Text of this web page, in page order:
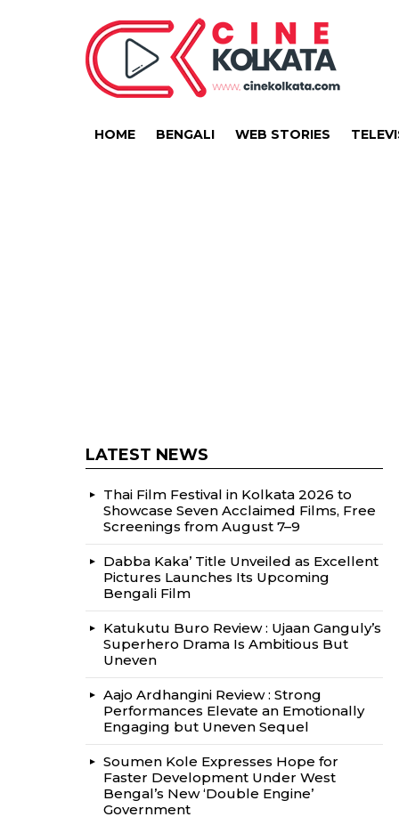
HOME BENGALI WEB STORIES
LATEST NEWS
Thai Film Festival in Kolkata 2026 to
Showcase Seven Acclaimed Films, Free
Screenings from August 7–9
Dabba Kaka’ Title Unveiled as Excellent
Pictures Launches Its Upcoming
Bengali Film
Katukutu Buro Review : Ujaan Ganguly’s
Superhero Drama Is Ambitious But
Uneven
Aajo Ardhangini Review : Strong
Performances Elevate an Emotionally
Engaging but Uneven Sequel
Soumen Kole Expresses Hope for
Faster Development Under West
Bengal’s New ‘Double Engine’
Government